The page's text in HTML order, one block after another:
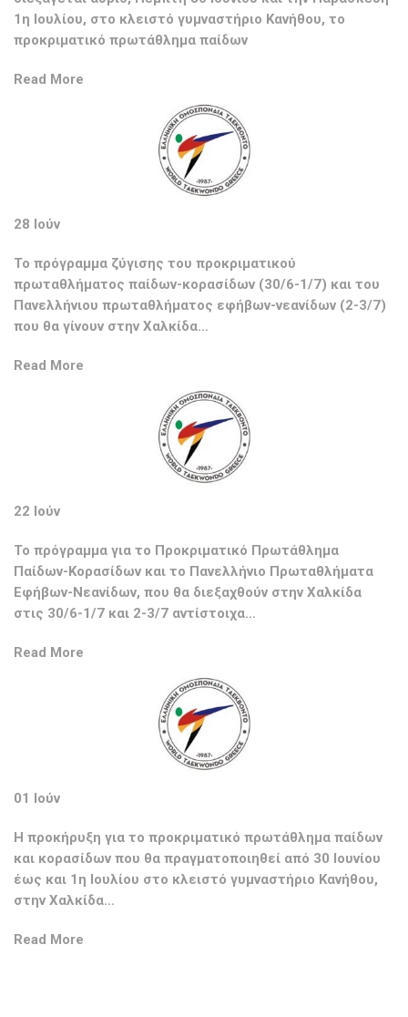
1η Ιουλίου, στο κλειστό γυμναστήριο Κανήθου, το
προκριματικό πρωτάθλημα παίδων
Read More
28 Ιούν
Το πρόγραμμα ζύγισης του προκριματικού
πρωταθλήματος παίδων-κορασίδων (30/6-1/7) και του
Πανελλήνιου πρωταθλήματος εφήβων-νεανίδων (2-3/7)
που θα γίνουν στην Χαλκίδα…
Read More
22 Ιούν
Το πρόγραμμα για το Προκριματικό Πρωτάθλημα
Παίδων-Κορασίδων και το Πανελλήνιο Πρωταθλήματα
Εφήβων-Νεανίδων, που θα διεξαχθούν στην Χαλκίδα
στις 30/6-1/7 και 2-3/7 αντίστοιχα…
Read More
01 Ιούν
Η προκήρυξη για το προκριματικό πρωτάθλημα παίδων
και κορασίδων που θα πραγματοποιηθεί από 30 Ιουνίου
έως και 1η Ιουλίου στο κλειστό γυμναστήριο Κανήθου,
στην Χαλκίδα…
Read More